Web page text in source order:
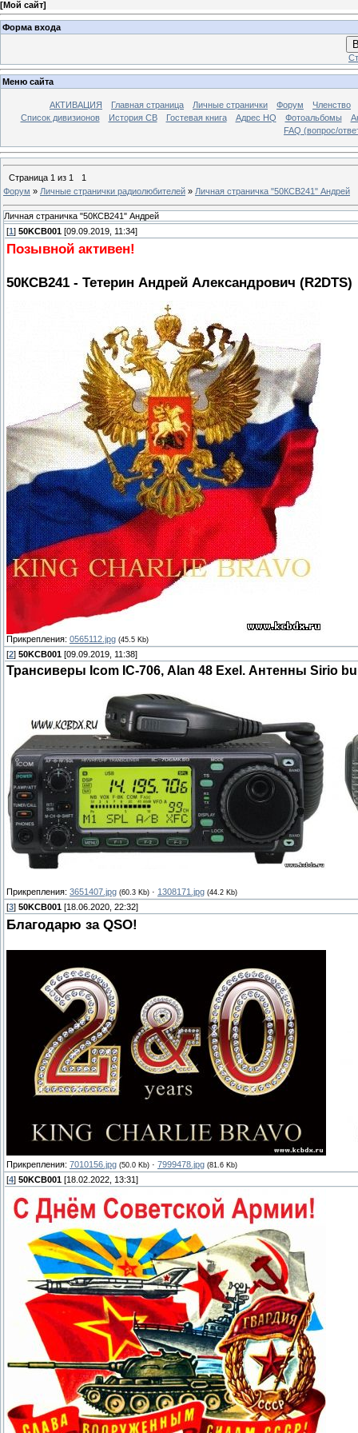
[Мой сайт]
Форма входа
Меню сайта
АКТИВАЦИЯ Главная страница Личные странички Форум
Членство
Список дивизионов
История СВ Гостевая книга Адрес HQ Фотоальбомы
FAQ (вопрос/
Страница 1 из 1
1
Форум » Личные странички радиолюбителей » Личная страничка "50КСВ241" Андрей
Личная страничка "50КСВ241" Андрей
[1 ] 50KCB001 [09.09.2019, 11:34]
Позывной активен!
50КСВ241 - Тетерин Андрей Александрович (R2DTS)
Прикрепления: 0565112.jpg (45.5 Kb)
[2] 50KCB001 [09.09.2019, 11:38]
Трансиверы Icom IC-706, Alan 48 Exel. Антенны Sirio
Прикрепления: 3651407.jpg (60.3 Kb) · 1308171.jpg (44.2 Kb)
[3] 50KCB001 [18.06.2020, 22:32]
Благодарю за QSO!
Прикрепления: 7010156.jpg (50.0 Kb) · 7999478.jpg (81.6 Kb)
[4] 50KCB001 [18.02.2022, 13:31]